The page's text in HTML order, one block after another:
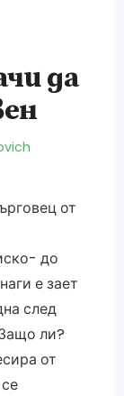
да
от
до
е зает
след
ли?
от